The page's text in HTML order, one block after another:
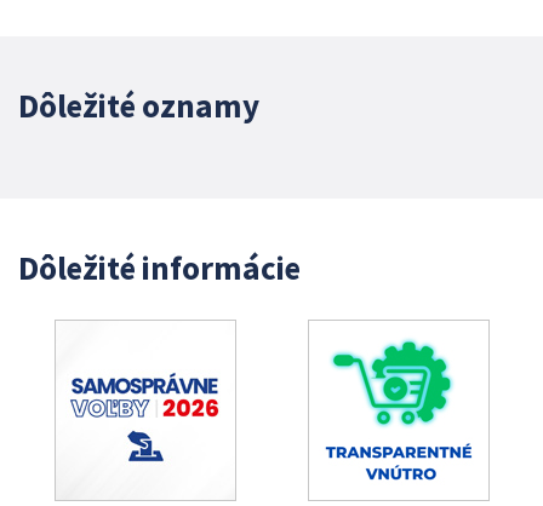
Dôležité oznamy
Dôležité informácie